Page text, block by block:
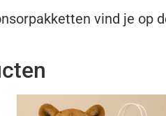
vind je op